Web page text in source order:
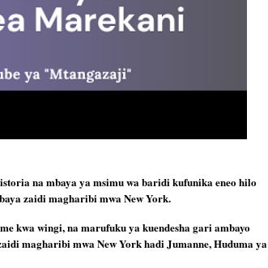
na mbaya ya msimu wa baridi kufunika eneo hilo
zaidi magharibi mwa New York.
kwa wingi, na marufuku ya kuendesha gari ambayo
magharibi mwa New York hadi Jumanne, Huduma ya